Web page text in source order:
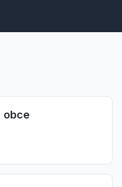
obce